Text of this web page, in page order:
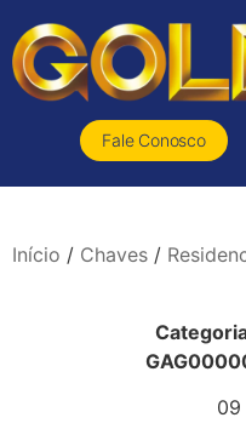
Fale Conosco
Início / Chaves /
09